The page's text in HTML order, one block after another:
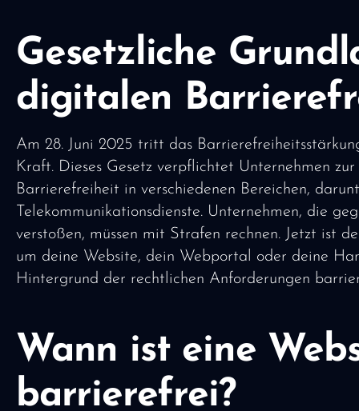
Gesetzliche
digitalen
Am 28. Juni 2025 tritt das
Kraft. Dieses Gesetz verpflichtet Unternehmen zur
Barrierefreiheit in verschiedenen Bereichen,
Telekommunikationsdienste. Unternehmen, die
verstoßen, müssen mit Strafen rechnen. Jetzt ist
um deine Website, dein Webportal oder deine
Hintergrund der rechtlichen Anforderungen
Wann ist eine
barrierefrei?